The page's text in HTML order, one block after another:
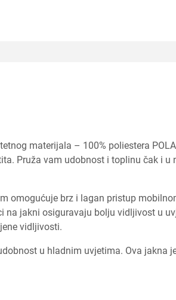
materijala – 100% poliestera
Pruža vam udobnost i toplinu čak i
omogućuje brz i lagan pristup
jakni osiguravaju bolju vidljivost u
vidljivosti.
u hladnim uvjetima. Ova